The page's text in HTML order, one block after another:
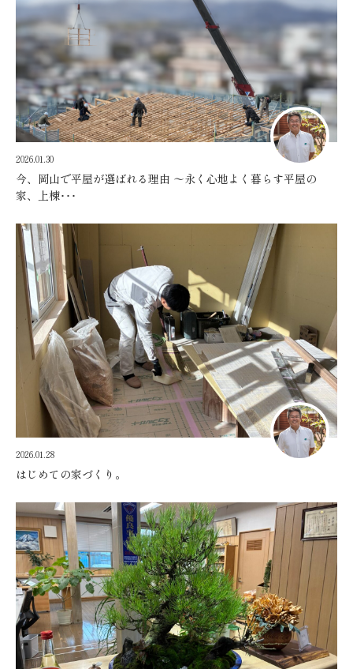
2026.01.30
今、岡山で平屋が選ばれる理由 〜永く心地よく暮らす平屋の
家、上棟･･･
2026.01.28
はじめての家づくり。